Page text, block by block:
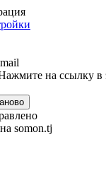
на ссылку в
somon.tj